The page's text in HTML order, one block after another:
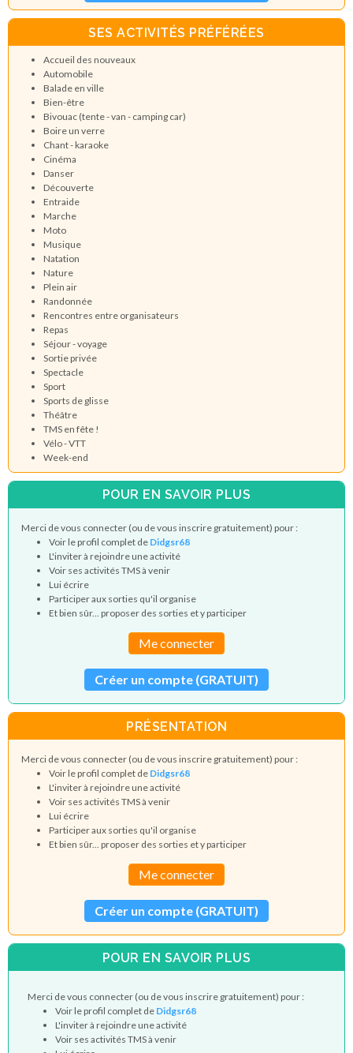
SES ACTIVITÉS PRÉFÉRÉES
Accueil des nouveaux
Automobile
Balade en ville
Bien-être
Bivouac (tente - van - camping car)
Boire un verre
Chant - karaoke
Cinéma
Danser
Découverte
Entraide
Marche
Moto
Musique
Natation
Nature
Plein air
Randonnée
Rencontres entre organisateurs
Repas
Séjour - voyage
Sortie privée
Spectacle
Sport
Sports de glisse
Théâtre
TMS en fête !
Vélo - VTT
Week-end
POUR EN SAVOIR PLUS
Merci de vous connecter (ou de vous inscrire gratuitement) pour :
Voir le profil complet de Didgsr68
L'inviter à rejoindre une activité
Voir ses activités TMS à venir
Lui écrire
Participer aux sorties qu'il organise
Et bien sûr... proposer des sorties et y participer
Me connecter
Créer un compte (GRATUIT)
PRÉSENTATION
Merci de vous connecter (ou de vous inscrire gratuitement) pour :
Voir le profil complet de Didgsr68
L'inviter à rejoindre une activité
Voir ses activités TMS à venir
Lui écrire
Participer aux sorties qu'il organise
Et bien sûr... proposer des sorties et y participer
Me connecter
Créer un compte (GRATUIT)
POUR EN SAVOIR PLUS
Merci de vous connecter (ou de vous inscrire gratuitement) pour :
Voir le profil complet de Didgsr68
L'inviter à rejoindre une activité
Voir ses activités TMS à venir